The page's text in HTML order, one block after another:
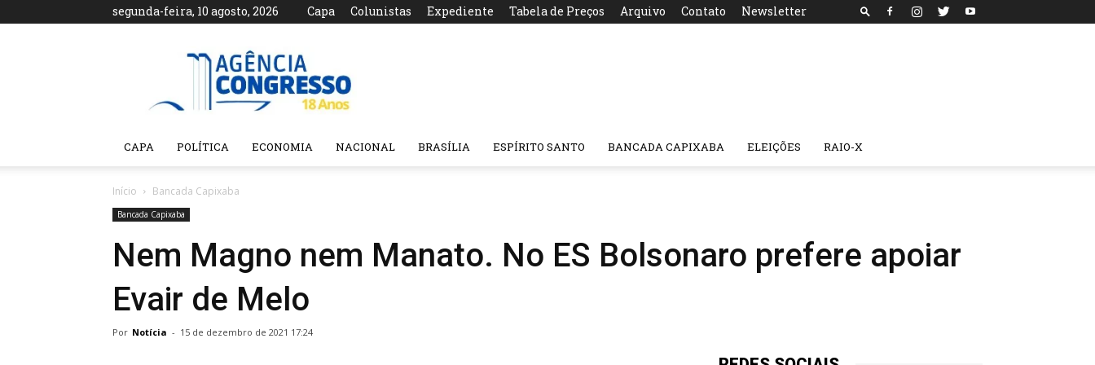
segunda-feira, 10 agosto, 2026 Capa Colunistas Expediente Tabela de Preços Arquivo Contato Newsletter
Agência
CAPA POLÍTICA ECONOMIA NACIONAL BRASÍLIA ESPÍRITO SANTO BANCADA CAPIXABA ELEIÇÕES RAIO-X
Início Bancada Capixaba
Bancada Capixaba
Nem Magno nem Manato. No ES Bolsonaro prefere apoiar
Evair de Melo
Por Notícia - 15 de dezembro de 2021 17:24